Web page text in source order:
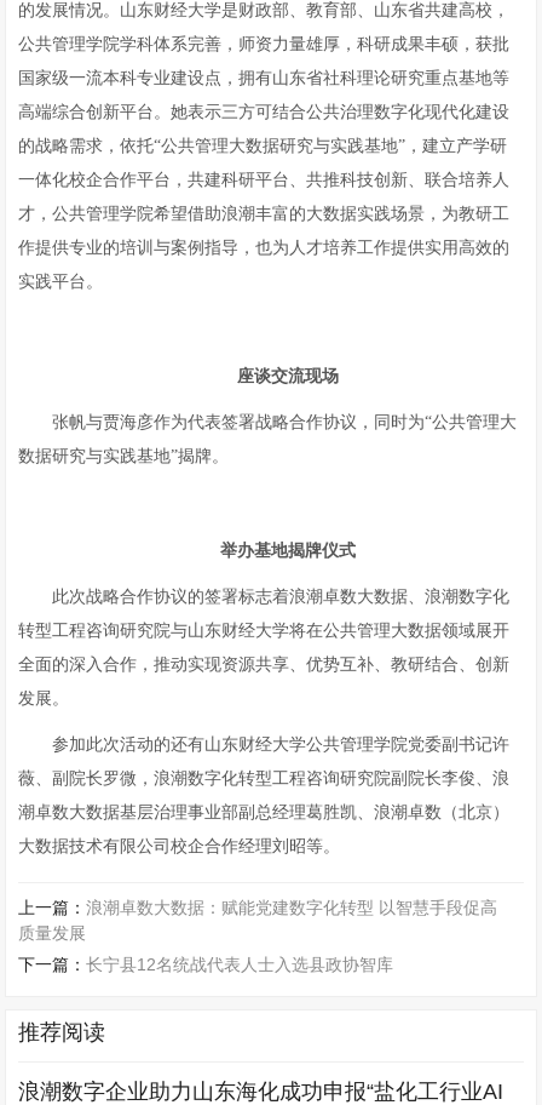
的发展情况。山东财经大学是财政部、教育部、山东省共建高校，
公共管理学院学科体系完善，师资力量雄厚，科研成果丰硕，获批
国家级一流本科专业建设点，拥有山东省社科理论研究重点基地等
高端综合创新平台。她表示三方可结合公共治理数字化现代化建设
的战略需求，依托“公共管理大数据研究与实践基地”，建立产学研
一体化校企合作平台，共建科研平台、共推科技创新、联合培养人
才，公共管理学院希望借助浪潮丰富的大数据实践场景，为教研工
作提供专业的培训与案例指导，也为人才培养工作提供实用高效的
实践平台。
座谈交流现场
张帆与贾海彦作为代表签署战略合作协议，同时为“公共管理大
数据研究与实践基地”揭牌。
举办基地揭牌仪式
此次战略合作协议的签署标志着浪潮卓数大数据、浪潮数字化
转型工程咨询研究院与山东财经大学将在公共管理大数据领域展开
全面的深入合作，推动实现资源共享、优势互补、教研结合、创新
发展。
参加此次活动的还有山东财经大学公共管理学院党委副书记许
薇、副院长罗微，浪潮数字化转型工程咨询研究院副院长李俊、浪
潮卓数大数据基层治理事业部副总经理葛胜凯、浪潮卓数（北京）
大数据技术有限公司校企合作经理刘昭等。
上一篇：浪潮卓数大数据：赋能党建数字化转型 以智慧手段促高
质量发展
下一篇：长宁县12名统战代表人士入选县政协智库
推荐阅读
浪潮数字企业助力山东海化成功申报“盐化工行业AI